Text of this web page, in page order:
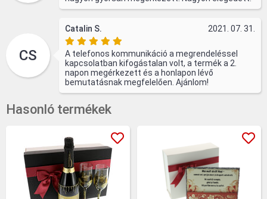
CS
Catalin S. 2021. 07. 31.
A telefonos kommunikáció a megrendeléssel
kapcsolatban kifogástalan volt, a termék a 2.
napon megérkezett és a honlapon lévő
bemutatásnak megfelelően. Ajánlom!
Hasonló termékek